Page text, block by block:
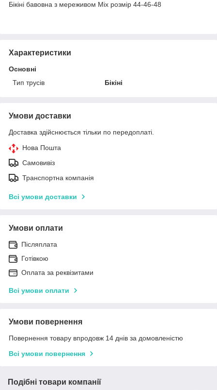
Бікіні бавовна з мереживом Міх розмір 44-46-48
Характеристики
Основні
Тип трусів
Бікіні
Умови доставки
Доставка здійснюється тільки по передоплаті.
Нова Пошта
Самовивіз
Транспортна компанія
Всі умови доставки
Умови оплати
Післяплата
Готівкою
Оплата за реквізитами
Всі умови оплати
Умови повернення
Повернення товару впродовж 14 днів за домовленістю
Всі умови повернення
Подібні товари компанії